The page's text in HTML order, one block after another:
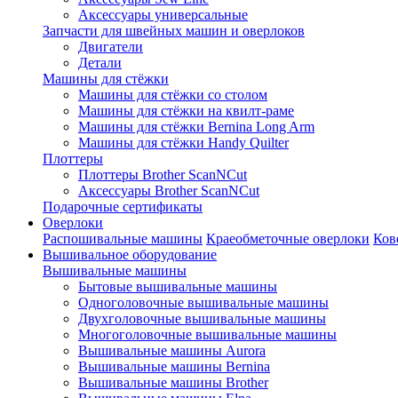
Аксессуары универсальные
Запчасти для швейных машин и оверлоков
Двигатели
Детали
Машины для стёжки
Машины для стёжки со столом
Машины для стёжки на квилт-раме
Машины для стёжки Bernina Long Arm
Машины для стёжки Handy Quilter
Плоттеры
Плоттеры Brother ScanNCut
Аксессуары Brother ScanNCut
Подарочные сертификаты
Оверлоки
Распошивальные машины Краеобметочные оверлоки
Вышивальное оборудование
Вышивальные машины
Бытовые вышивальные машины
Одноголовочные вышивальные машины
Двухголовочные вышивальные машины
Многоголовочные вышивальные машины
Вышивальные машины Aurora
Вышивальные машины Bernina
Вышивальные машины Brother